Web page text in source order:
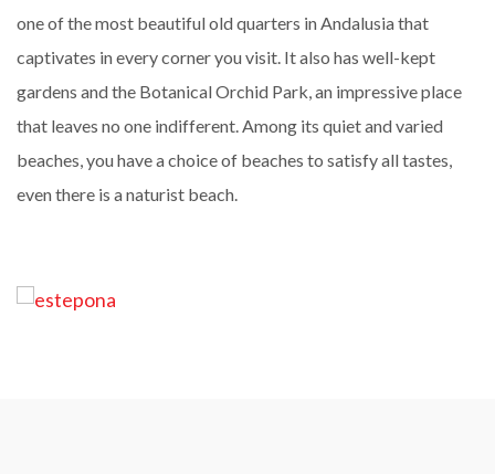
one of the most beautiful old quarters in Andalusia that
captivates in every corner you visit. It also has well-kept
gardens and the Botanical Orchid Park, an impressive place
that leaves no one indifferent. Among its quiet and varied
beaches, you have a choice of beaches to satisfy all tastes,
even there is a naturist beach.